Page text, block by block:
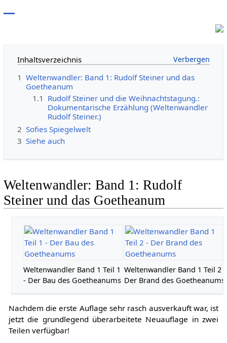
Inhaltsverzeichnis
1 Weltenwandler: Band 1: Rudolf Steiner und das
Goetheanum
1.1 Rudolf Steiner und die Weihnachtstagung.:
Dokumentarische Erzählung (Weltenwandler
Rudolf Steiner.)
2 Sofies Spiegelwelt
3 Siehe auch
Weltenwandler: Band 1: Rudolf
Steiner und das Goetheanum
Weltenwandler Band 1 Teil 1
- Der Bau des Goetheanums
Weltenwandler Band 1 Teil 2 -
Der Brand des Goetheanums
Nachdem die erste Auflage sehr rasch ausverkauft war, ist
jetzt die grundlegend überarbeitete Neuauflage in zwei
Teilen verfügbar!